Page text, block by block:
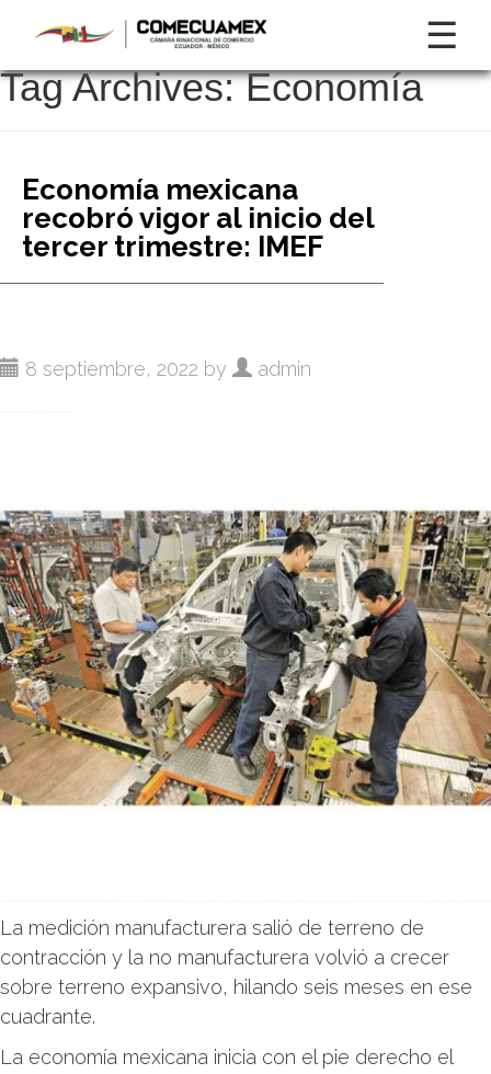
☰
Tag Archives:Economía
Economía mexicana
recobró vigor al inicio del
tercer trimestre: IMEF
8 septiembre, 2022 by admin
La medición manufacturera salió de terreno de
contracción y la no manufacturera volvió a crecer
sobre terreno expansivo, hilando seis meses en ese
cuadrante.
La economía mexicana inicia con el pie derecho el